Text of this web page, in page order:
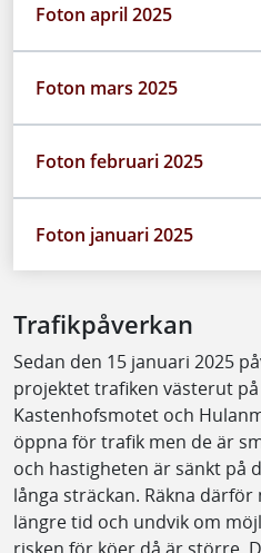
Foton april 2025
Foton mars 2025
Foton februari 2025
Foton januari 2025
Trafikpåverkan
Sedan den 15 januari 2025
projektet trafiken västerut
Kastenhofsmotet och
öppna för trafik men de är
och hastigheten är sänkt på
långa sträckan. Räkna
längre tid och undvik om